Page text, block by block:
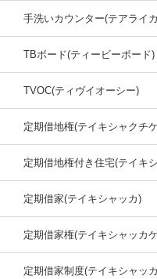
手洗いカウンター(テアライ
TBボード(ティービーボード)
TVOC(ティヴイオーシー)
定期借地権(テイキシャクチ
定期借地権付き住宅(テイキ
定期借家(テイキシャッカ)
定期借家権(テイキシャッカ
定期借家制度(テイキシャッ